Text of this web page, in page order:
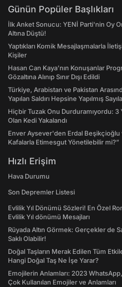
Günün Popüler Başlıkları
İlk Anket Sonucu: YENİ Parti'nin Oy
Altına Düştü!
Yaptıkları Komik Mesajlaşmalarla
Kişiler
Hasan Can Kaya’nın Konuşanlar
Gözaltına Alınıp Sınır Dışı Edildi
Türkiye, Arabistan ve Pakistan
Yapılan Saldırı Hepsine Yapılmış
Hiçbir Tuzak Onu Durduramıyordu: 3
Olan Kedi Yakalandı
Enver Aysever'den Erdal Beşikçioğlu
Kafalarla Etimesgut Yönetilebilir mi?”
Hızlı Erişim
Hava Durumu
Son Depremler Listesi
Evlilik Yıl Dönümü Sözleri! En Özel
Evlilik Yıl dönümü Mesajları
Rüyada Altın Görmek: Gerçekler de
Saklı Olabilir!
Doğal Taşların Merak Edilen Tüm
Hangi Doğal Taş Ne İşe Yarar?
Emojilerin Anlamları: 2023
Çok Kullanılan Emojiler ve Anlamları